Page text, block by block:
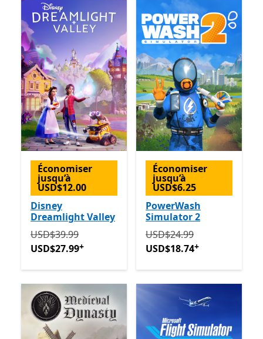
Économiser
jusqu’à
USD$12.00
Disney
Dreamlight Valley
Initialement USD$39.99 maintenant USD$27.99
USD$39.99
USD$27.99+
Économiser
jusqu’à
USD$6.25
PowerWash
Simulator 2
Initialement USD$24.99
USD$24.99
USD$18.74+